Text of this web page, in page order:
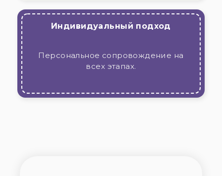
Индивидуальный подход
Персональное сопровождение на
всех этапах.